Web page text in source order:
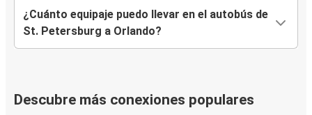
¿Cuánto equipaje puedo llevar en el autobús de
St. Petersburg a Orlando?
Descubre más conexiones populares